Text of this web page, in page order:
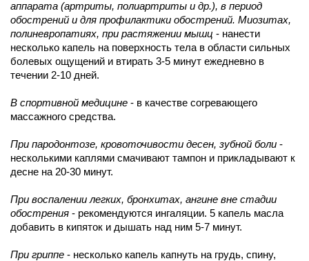
аппарата (артриты, полиартриты и др.), в период
обострений и для профилактики обострений. Миозитах,
полиневропатиях, при растяжении мышц - нанести
несколько капель на поверхность тела в области сильных
болевых ощущений и втирать 3-5 минут ежедневно в
течении 2-10 дней.
В спортивной медицине - в качестве согревающего
массажного средства.
При пародонтозе, кровоточивости десен, зубной боли -
несколькими каплями смачивают тампон и прикладывают к
десне на 20-30 минут.
При воспалении легких, бронхитах, ангине вне стадии
обострения - рекомендуются ингаляции. 5 капель масла
добавить в кипяток и дышать над ним 5-7 минут.
При гриппе - несколько капель капнуть на грудь, спину,